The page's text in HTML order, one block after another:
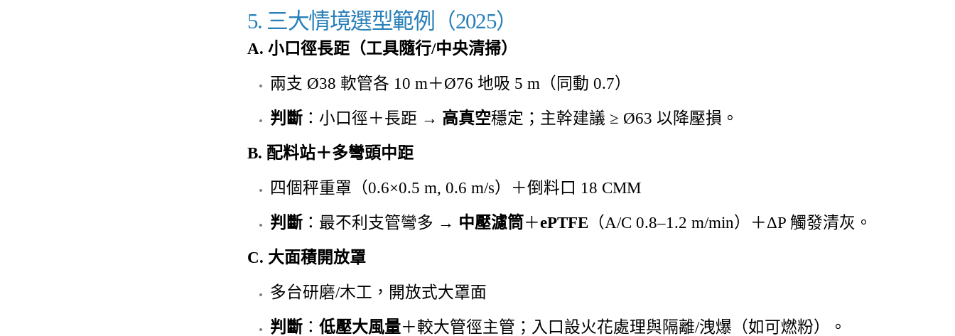
5. 三大情境選型範例（2025）
A. 小口徑長距（工具隨行/中央清掃）
兩支 Ø38 軟管各 10 m＋Ø76 地吸 5 m（同動 0.7）
判斷 ：小口徑＋長距 → 高真空穩定；主幹建議 ≥ Ø63 以降壓損。
B. 配料站＋多彎頭中距
四個秤重罩（0.6×0.5 m, 0.6 m/s）＋倒料口 18 CMM
判斷 ：最不利支管彎多 → 中壓濾筒＋ePTFE （A/C 0.8–1.2 m/min）＋ΔP 觸發清灰。
C. 大面積開放罩
多台研磨/木工，開放式大罩面
判斷 ： 低壓大風量＋較大管徑主管；入口設火花處理與隔離/洩爆（如可燃粉）。